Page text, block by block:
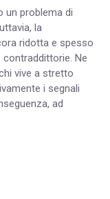
un problema di
la
ridotta e spesso
Ne
vive a stretto
i segnali
ad